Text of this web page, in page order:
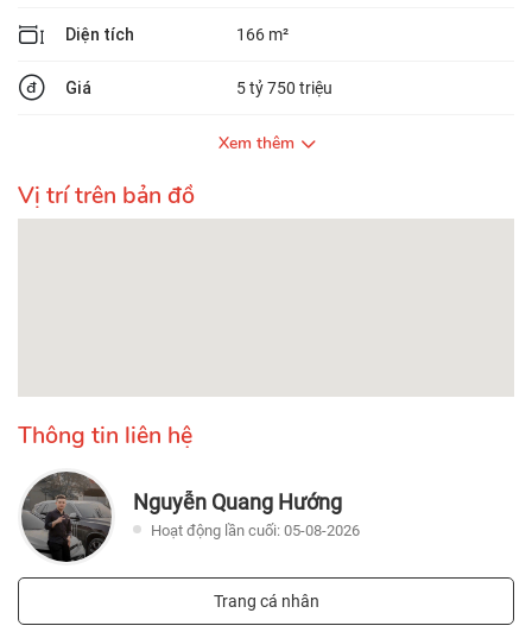
Diện tích 166 m²
Giá 5 tỷ 750 triệu
Xem thêm
Vị trí trên bản đồ
Thông tin liên hệ
Nguyễn Quang Hướng
Hoạt động lần cuối: 05-08-2026
Trang cá nhân